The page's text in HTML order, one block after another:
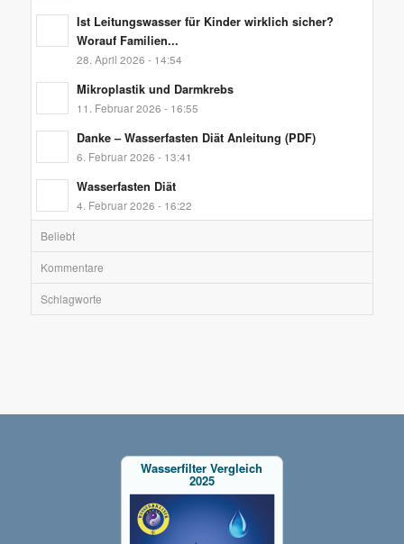
Ist Leitungswasser für Kinder wirklich sicher?
Worauf Familien...
28. April 2026 - 14:54
Mikroplastik und Darmkrebs
11. Februar 2026 - 16:55
Danke – Wasserfasten Diät Anleitung (PDF)
6. Februar 2026 - 13:41
Wasserfasten Diät
4. Februar 2026 - 16:22
Beliebt
Kommentare
Schlagworte
Wasserfilter Vergleich
2025